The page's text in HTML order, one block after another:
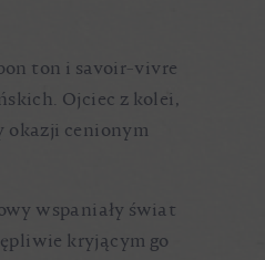
ton i savoir-vivre
Ojciec z kolei,
okazji cenionym
wspaniały świat
kryjącym go